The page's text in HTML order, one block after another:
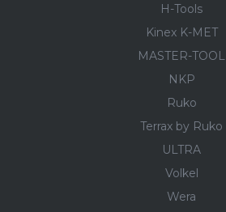
H-Tools
Kinex K-MET
MASTER-TOOL
NKP
Ruko
Terrax by Ruko
ULTRA
Volkel
Wera